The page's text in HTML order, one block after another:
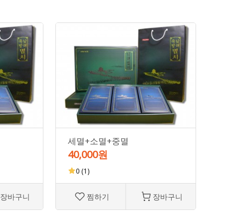
장바구니
세멸+소멸+중멸
40,000원
0 (1)
찜하기 장바구니